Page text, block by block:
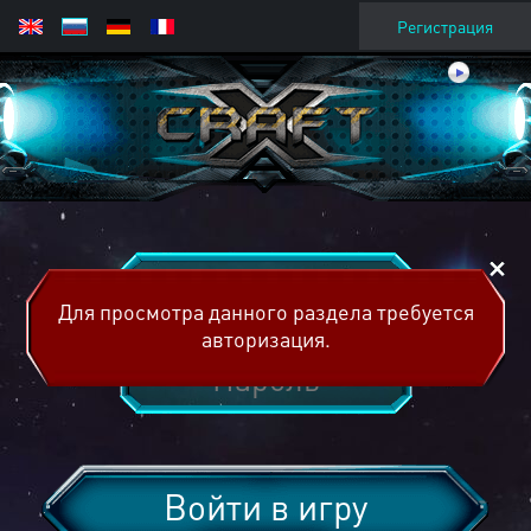
Регистрация
Войти в игру
Для просмотра данного раздела требуется
авторизация.